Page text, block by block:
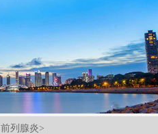
前列腺炎>